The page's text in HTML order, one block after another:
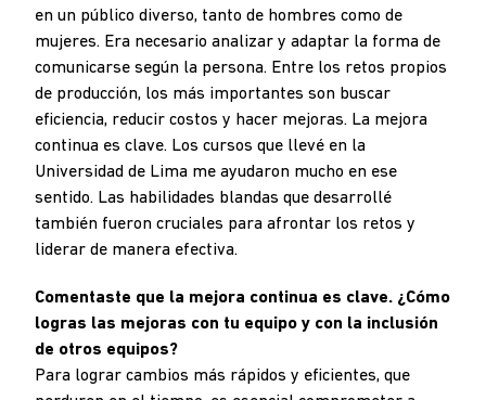
en un público diverso, tanto de hombres como de
mujeres. Era necesario analizar y adaptar la forma de
comunicarse según la persona. Entre los retos propios
de producción, los más importantes son buscar
eficiencia, reducir costos y hacer mejoras. La mejora
continua es clave. Los cursos que llevé en la
Universidad de Lima me ayudaron mucho en ese
sentido. Las habilidades blandas que desarrollé
también fueron cruciales para afrontar los retos y
liderar de manera efectiva.
Comentaste que la mejora continua es clave. ¿Cómo
logras las mejoras con tu equipo y con la inclusión
de otros equipos?
Para lograr cambios más rápidos y eficientes, que